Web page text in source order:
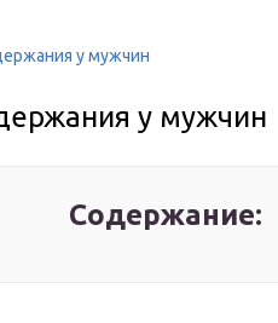
у мужчин
у мужчин
Содержание: